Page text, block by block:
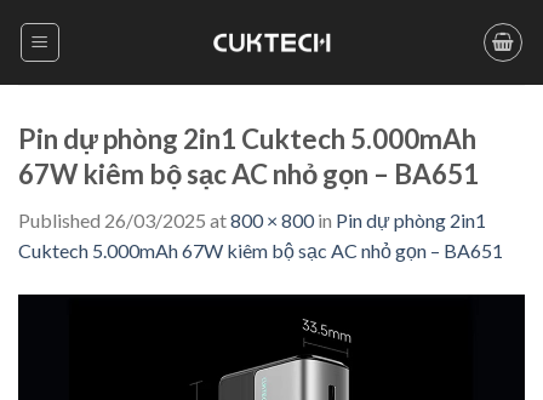
Pin dự phòng 2in1 Cuktech 5.000mAh
67W kiêm bộ sạc AC nhỏ gọn – BA651
Published 26/03/2025 at800 × 800in Pin dự phòng 2in1
Cuktech 5.000mAh 67W kiêm bộ sạc AC nhỏ gọn – BA651